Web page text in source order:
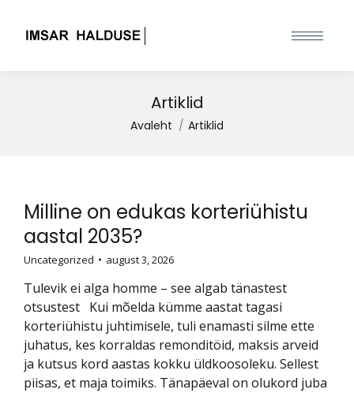
Artiklid
You are here:
Avaleht Artiklid
Milline on edukas korteriühistu
aastal 2035?
Uncategorized august 3, 2026
Tulevik ei alga homme – see algab tänastest
otsustest Kui mõelda kümme aastat tagasi
korteriühistu juhtimisele, tuli enamasti silme ette
juhatus, kes korraldas remonditöid, maksis arveid
ja kutsus kord aastas kokku üldkoosoleku. Sellest
piisas, et maja toimiks. Tänapäeval on olukord juba